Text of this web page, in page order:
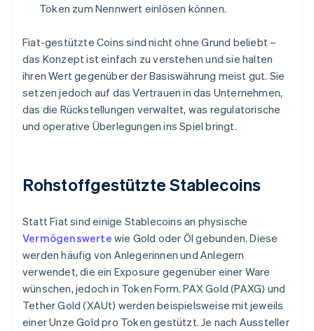
Token zum Nennwert einlösen können.
Fiat-gestützte Coins sind nicht ohne Grund beliebt –
das Konzept ist einfach zu verstehen und sie halten
ihren Wert gegenüber der Basiswährung meist gut. Sie
setzen jedoch auf das Vertrauen in das Unternehmen,
das die Rückstellungen verwaltet, was regulatorische
und operative Überlegungen ins Spiel bringt.
Rohstoffgestützte Stablecoins
Statt Fiat sind einige Stablecoins an physische
Vermögenswerte wie Gold oder Öl gebunden. Diese
werden häufig von Anlegerinnen und Anlegern
verwendet, die ein Exposure gegenüber einer Ware
wünschen, jedoch in Token Form. PAX Gold (PAXG) und
Tether Gold (XAUt) werden beispielsweise mit jeweils
einer Unze Gold pro Token gestützt. Je nach Aussteller